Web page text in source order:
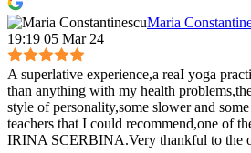
Maria
19:19 05 Mar 24
A superlative experience,a reaI yoga
than anything with my health
style of personality,some slower and
teachers that I could recommend,one of
IRINA SCERBINA.Very thankful to the